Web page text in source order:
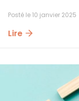
Posté le10 janvier 2025
Lire